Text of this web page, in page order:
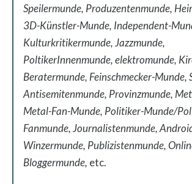
Speilermunde, Produzentenmunde,
3D-Künstler-Munde, Independent-
Kulturkritikermunde, Jazzmunde,
PoltikerInnenmunde, elektromunde,
Beratermunde, Feinschmecker-Munde,
Antisemitenmunde, Provinzmunde,
Metal-Fan-Munde, Politiker-Munde/
Fanmunde, Journalistenmunde,
Winzermunde, Publizistenmunde,
Bloggermunde, etc.